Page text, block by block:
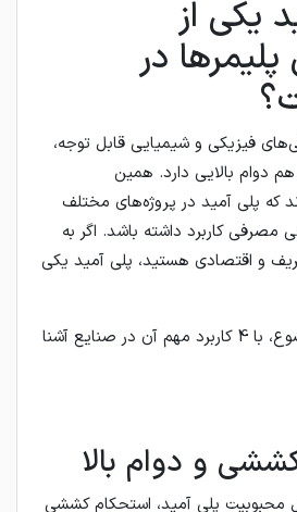
یکی از
پلیمرها در
فیزیکی و شیمیایی قابل توجه،
دوام بالایی دارد. همین
که پلی آمید در پروژه‌های مختلف
کاربرد داشته باشد. اگر به
و اقتصادی هستید، پلی آمید یکی
برای درک بهتر این موضوع، با 4 کاربرد مهم آن در صنایع آشنا
محبوبیت پلی آمید، استحکام کششی